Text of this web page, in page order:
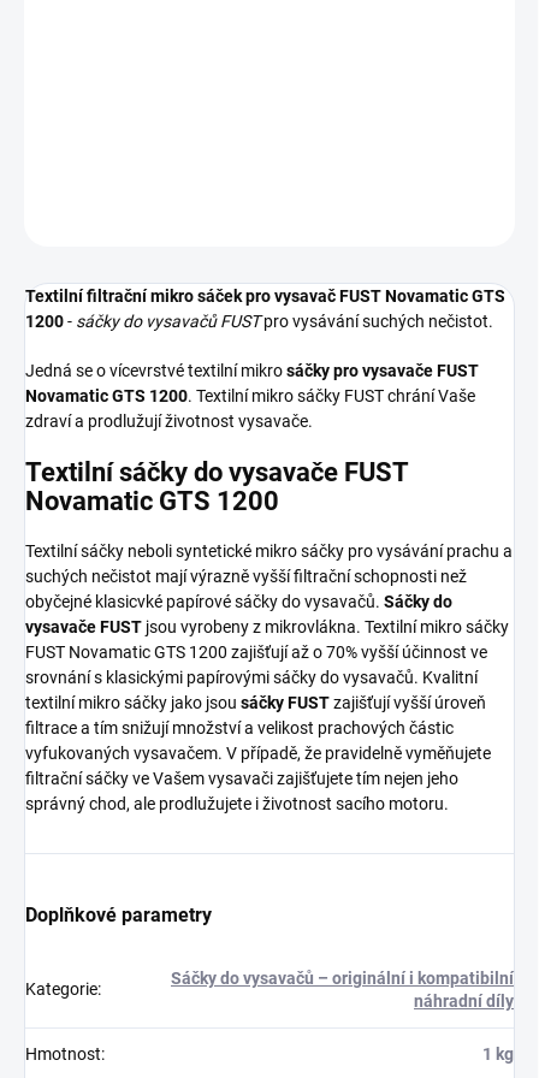
Textilní filtrační mikro sáček pro vysavač FUST Novamatic GTS
1200- sáčky do vysavačů FUSTpro vysávání suchých nečistot.
Jedná se o vícevrstvé textilní mikrosáčky pro vysavače FUST
Novamatic GTS 1200. Textilní mikro sáčky FUST chrání Vaše
zdraví a prodlužují životnost vysavače.
Textilní sáčky do vysavače FUST
Novamatic GTS 1200
Textilní sáčky neboli syntetické mikro sáčky pro vysávání prachu a
suchých nečistot mají výrazně vyšší filtrační schopnosti než
obyčejné klasicvké papírové sáčky do vysavačů. Sáčky do
vysavače FUST jsou vyrobeny z mikrovlákna. Textilní mikro sáčky
FUST Novamatic GTS 1200 zajišťují až o 70% vyšší účinnost ve
srovnání s klasickými papírovými sáčky do vysavačů. Kvalitní
textilní mikro sáčky jako jsou sáčky FUSTzajišťují vyšší úroveň
filtrace a tím snižují množství a velikost prachových částic
vyfukovaných vysavačem. V případě, že pravidelně vyměňujete
filtrační sáčky ve Vašem vysavači zajišťujete tím nejen jeho
správný chod, ale prodlužujete i životnost sacího motoru.
Doplňkové parametry
Kategorie:
Sáčky do vysavačů – originální i kompatibilní
náhradní díly
Hmotnost: 1 kg